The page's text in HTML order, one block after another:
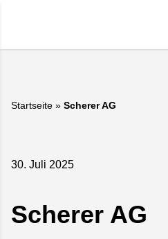
Startseite » Scherer AG
30. Juli 2025
Scherer AG